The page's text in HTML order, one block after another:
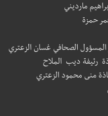
مارديني
حمزة
المسؤول الصحافي غسان الزعتري
رئيفة ديب الملاح
منى محمود الزعتري